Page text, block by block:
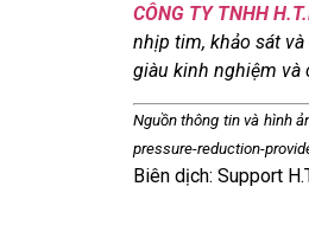
CÔNG TY TNHH
nhịp tim, khảo sát
giàu kinh nghiệm và
Nguồn thông tin và hình
pressure-reduction-
Biên dịch: Support